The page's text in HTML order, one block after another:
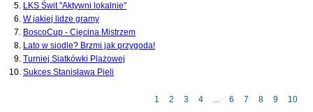
LKS Świt "Aktywni lokalnie"
W jakiej lidze gramy
BoscoCup - Cięcina Mistrzem
Lato w siodle? Brzmi jak przygoda!
Turniej Siatkówki Plażowej
Sukces Stanisława Pieli
1 2 3 4 ... 6 7 8 9 10